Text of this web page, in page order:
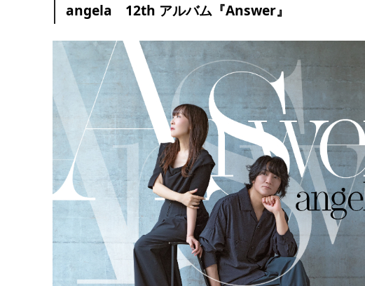
angela 12th アルバム『Answer』